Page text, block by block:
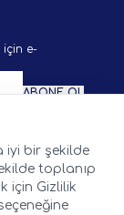
e-
ABONE OL
iyi bir şekilde
toplanıp
için Gizlilik